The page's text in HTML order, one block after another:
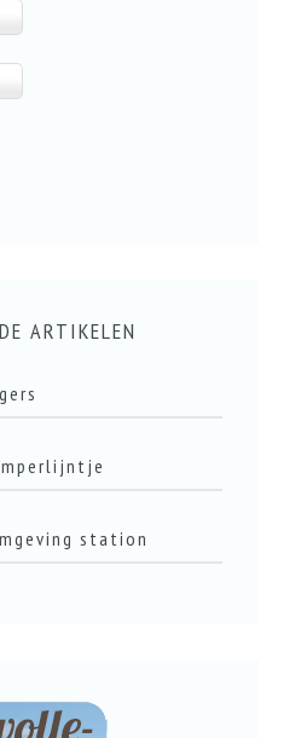
ARTIKELEN
station